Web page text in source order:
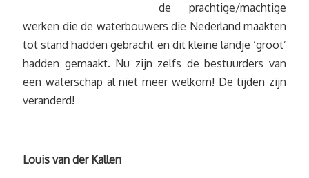
de prachtige/machtige
werken die de waterbouwers die Nederland maakten
tot stand hadden gebracht en dit kleine landje ‘groot’
hadden gemaakt. Nu zijn zelfs de bestuurders van
een waterschap al niet meer welkom! De tijden zijn
veranderd!
Louis van der Kallen